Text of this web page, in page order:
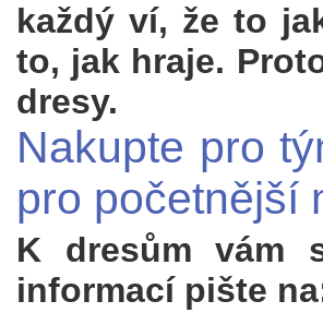
každý ví, že to
to, jak hraje.
dresy.
Nakupte pro
pro početnější
K dresům vám
informací pište